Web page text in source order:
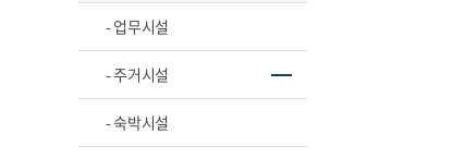
- 업무시설
- 주거시설
- 숙박시설